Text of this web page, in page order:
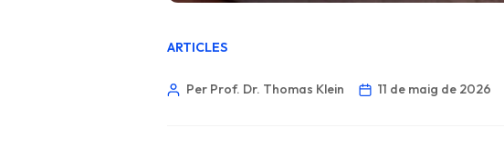
ARTICLES
Per Prof. Dr. Thomas Klein 11 de maig de 2026